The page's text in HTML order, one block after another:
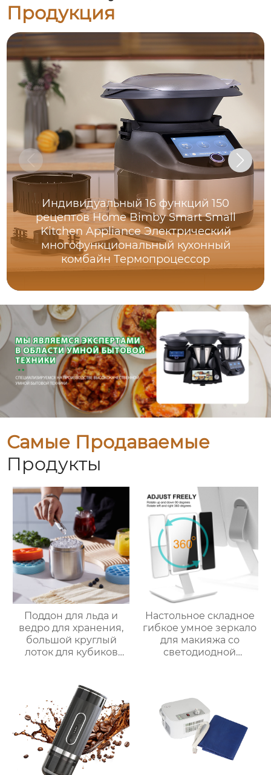
Продукция
Индивидуальный 16 функций 150
рецептов Home Bimby Smart Small
Kitchen Appliance Электрический
многофункциональный кухонный
комбайн Термопроцессор
Самые Продаваемые
Продукты
Поддон для льда и
ведро для хранения,
большой круглый
лоток для кубиков
изготовленный на
заказ
Настольное складное
гибкое умное зеркало
для макияжа со
светодиодной